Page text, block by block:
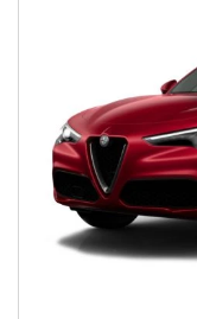
962€/mese
36 Mesi
996€/mese